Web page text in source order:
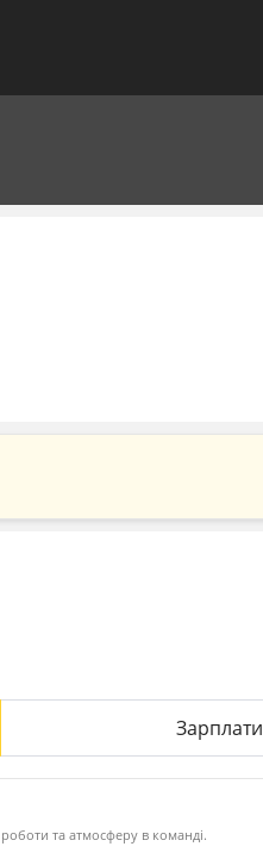
Зарплати
та атмосферу в команді.